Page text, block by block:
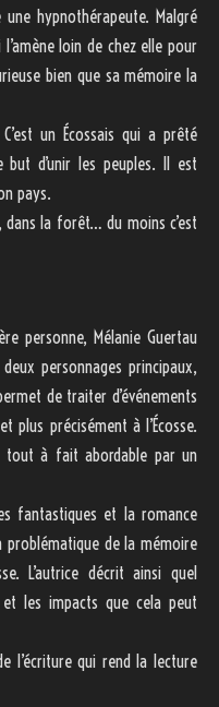
hypnothérapeute. Malgré
loin de chez elle pour
bien que sa mémoire la
un Écossais qui a prêté
but d’unir les peuples. Il est
pays.
la forêt… du moins c’est
personne, Mélanie Guertau
personnages principaux,
de traiter d’événements
plus précisément à l’Écosse.
tout à fait abordable par un
fantastiques et la romance
problématique de la mémoire
L’autrice décrit ainsi quel
et les impacts que cela peut
l’écriture qui rend la lecture